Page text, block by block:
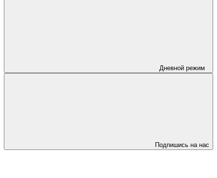
Дневной режим
Подпишись на нас